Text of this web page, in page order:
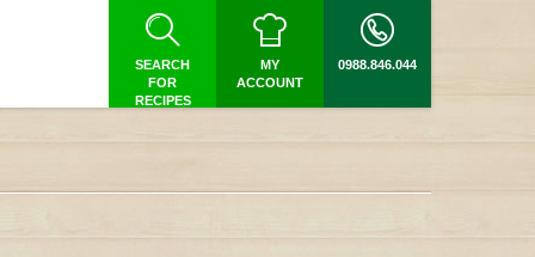
SEARCH
FOR
RECIPES
MY
ACCOUNT
0988.846.044